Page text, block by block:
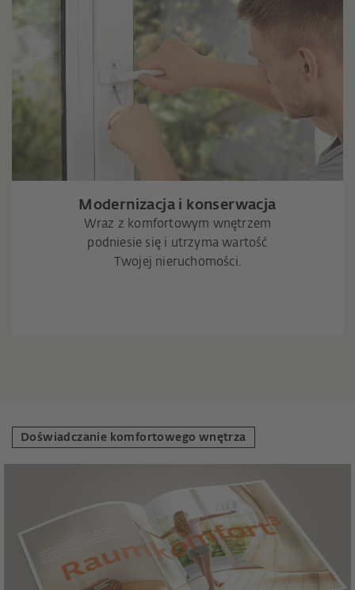
Modernizacja i konserwacja
Wraz z komfortowym wnętrzem
podniesie się i utrzyma wartość
Twojej nieruchomości.
Doświadczanie komfortowego wnętrza